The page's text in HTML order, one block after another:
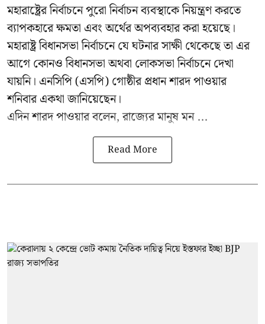
মহারাষ্ট্রের নির্বাচনে পুরো নির্বাচন ব্যবস্থাকে নিয়ন্ত্রণ করতে
ব্যাপকহারে ক্ষমতা এবং অর্থের অপব্যবহার করা হয়েছে।
মহারাষ্ট্র বিধানসভা নির্বাচনে যে ঘটনার সাক্ষী থেকেছে তা এর
আগে কোনও বিধানসভা অথবা লোকসভা নির্বাচনে দেখা
যায়নি। এনসিপি (এসপি) গোষ্ঠীর প্রধানশারদ পাওয়ার
শনিবার একথা জানিয়েছেন।
এদিন শারদ পাওয়ার বলেন, রাজ্যের মানুষ মন ...
Read More